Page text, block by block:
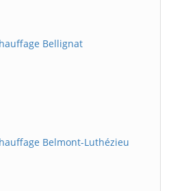
Bellignat
Belmont-Luthézieu